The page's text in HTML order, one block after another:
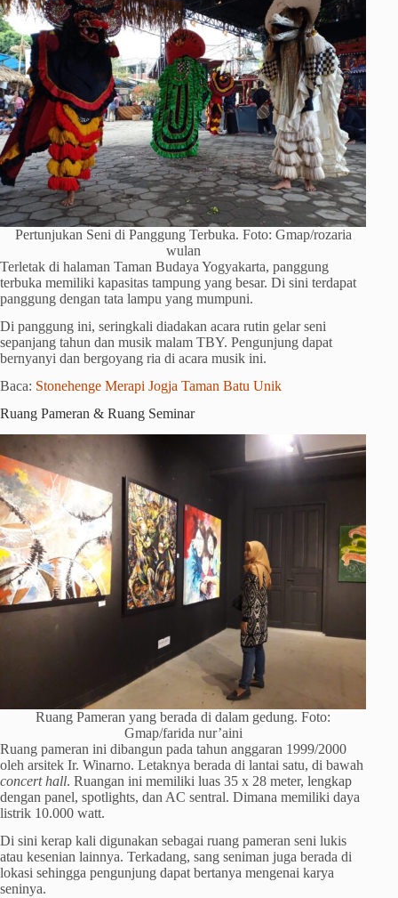
Pertunjukan Seni di Panggung Terbuka. Foto: Gmap/rozaria
wulan
Terletak di halaman Taman Budaya Yogyakarta, panggung
terbuka memiliki kapasitas tampung yang besar. Di sini terdapat
panggung dengan tata lampu yang mumpuni.
Di panggung ini, seringkali diadakan acara rutin gelar seni
sepanjang tahun dan musik malam TBY. Pengunjung dapat
bernyanyi dan bergoyang ria di acara musik ini.
Baca: Stonehenge Merapi Jogja Taman Batu Unik
Ruang Pameran & Ruang Seminar
Ruang Pameran yang berada di dalam gedung. Foto:
Gmap/farida nur’aini
Ruang pameran ini dibangun pada tahun anggaran 1999/2000
oleh arsitek Ir. Winarno. Letaknya berada di lantai satu, di bawah
concert hall. Ruangan ini memiliki luas 35 x 28 meter, lengkap
dengan panel, spotlights, dan AC sentral. Dimana memiliki daya
listrik 10.000 watt.
Di sini kerap kali digunakan sebagai ruang pameran seni lukis
atau kesenian lainnya. Terkadang, sang seniman juga berada di
lokasi sehingga pengunjung dapat bertanya mengenai karya
seninya.